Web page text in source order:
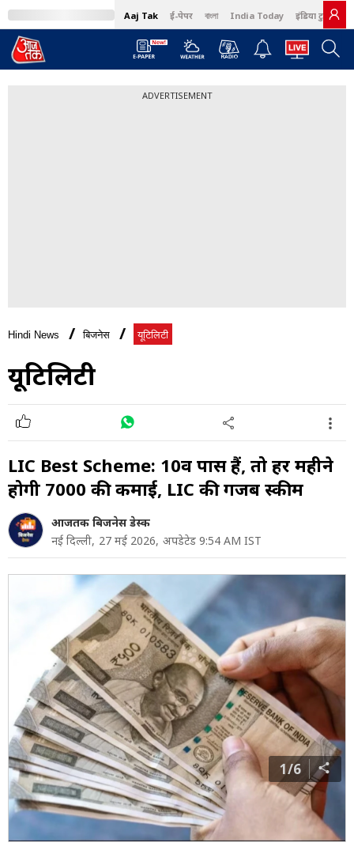
Aaj Tak ई-पेपर বাংলা India Today इंडिया टुडे हिंदी
ADVERTISEMENT
Hindi News बिजनेस यूटिलिटी
यूटिलिटी
LIC Best Scheme: 10वीं पास हैं, तो हर महीने
होगी ₹7000 की कमाई, LIC की गजब स्कीम
आजतक बिजनेस डेस्क
नई दिल्ली, 27 मई 2026, अपडेटेड 9:54 AM IST
1/6